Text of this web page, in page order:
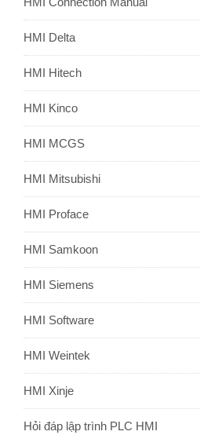
HMI Delta
HMI Hitech
HMI Kinco
HMI MCGS
HMI Mitsubishi
HMI Proface
HMI Samkoon
HMI Siemens
HMI Software
HMI Weintek
HMI Xinje
Hỏi đáp lập trình PLC HMI